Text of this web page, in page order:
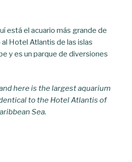
está el acuario más grande de
Hotel Atlantis de las islas
y es un parque de diversiones
here is the largest aquarium
to the Hotel Atlantis of
Sea.